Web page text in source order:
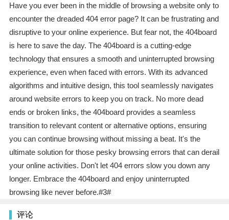
Have you ever been in the middle of browsing a website only to
encounter the dreaded 404 error page? It can be frustrating and
disruptive to your online experience. But fear not, the 404board
is here to save the day. The 404board is a cutting-edge
technology that ensures a smooth and uninterrupted browsing
experience, even when faced with errors. With its advanced
algorithms and intuitive design, this tool seamlessly navigates
around website errors to keep you on track. No more dead
ends or broken links, the 404board provides a seamless
transition to relevant content or alternative options, ensuring
you can continue browsing without missing a beat. It's the
ultimate solution for those pesky browsing errors that can derail
your online activities. Don't let 404 errors slow you down any
longer. Embrace the 404board and enjoy uninterrupted
browsing like never before.#3#
评论